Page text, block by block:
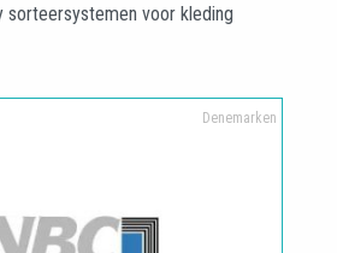
sorteersystemen voor kleding
Denemarken